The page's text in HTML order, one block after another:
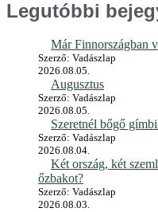
Legutóbbi
Már Finnországban
Szerző: Vadászlap
2026.08.05.
Augusztus
Szerző: Vadászlap
2026.08.05.
Szeretnél bőgő
Szerző: Vadászlap
2026.08.04.
Két ország, két
őzbakot?
Szerző: Vadászlap
2026.08.03.